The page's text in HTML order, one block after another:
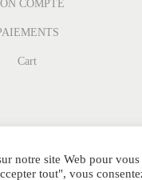
COMPTE
Cart
Tous Droits
notre site Web pour
tout", vous